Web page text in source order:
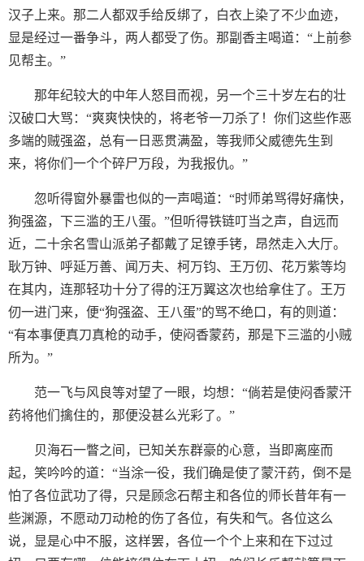
汉子上来。那二人都双手给反绑了，白衣上染了不少血迹，
显是经过一番争斗，两人都受了伤。那副香主喝道：“上前参
见帮主。”
那年纪较大的中年人怒目而视，另一个三十岁左右的壮
汉破口大骂：“爽爽快快的，将老爷一刀杀了！你们这些作恶
多端的贼强盗，总有一日恶贯满盈，等我师父威德先生到
来，将你们一个个碎尸万段，为我报仇。”
忽听得窗外暴雷也似的一声喝道：“时师弟骂得好痛快，
狗强盗，下三滥的王八蛋。”但听得铁链叮当之声，自远而
近，二十余名雪山派弟子都戴了足镣手铐，昂然走入大厅。
耿万钟、呼延万善、闻万夫、柯万钧、王万仞、花万紫等均
在其内，连那轻功十分了得的汪万翼这次也给拿住了。王万
仞一进门来，便“狗强盗、王八蛋”的骂不绝口，有的则道：
“有本事便真刀真枪的动手，使闷香蒙药，那是下三滥的小贼
所为。”
范一飞与风良等对望了一眼，均想：“倘若是使闷香蒙汗
药将他们擒住的，那便没甚么光彩了。”
贝海石一瞥之间，已知关东群豪的心意，当即离座而
起，笑吟吟的道：“当涂一役，我们确是使了蒙汗药，倒不是
怕了各位武功了得，只是顾念石帮主和各位的师长昔年有一
些渊源，不愿动刀动枪的伤了各位，有失和气。各位这么
说，显是心中不服，这样罢，各位一个个上来和在下过过